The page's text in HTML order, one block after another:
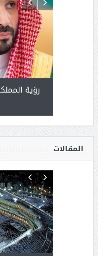
المقالات